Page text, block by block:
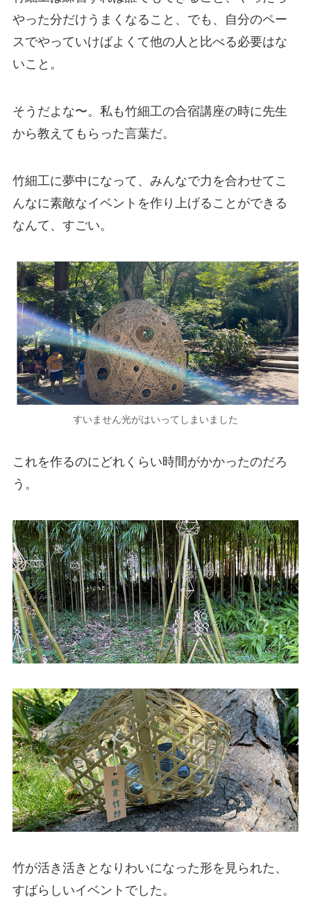
やった分だけうまくなること、でも、自分のペー
スでやっていけばよくて他の人と比べる必要はな
いこと。
そうだよな〜。私も竹細工の合宿講座の時に先生
から教えてもらった言葉だ。
竹細工に夢中になって、みんなで力を合わせてこ
んなに素敵なイベントを作り上げることができる
なんて、すごい。
すいません光がはいってしまいました
これを作るのにどれくらい時間がかかったのだろ
う。
竹が活き活きとなりわいになった形を見られた、
すばらしいイベントでした。